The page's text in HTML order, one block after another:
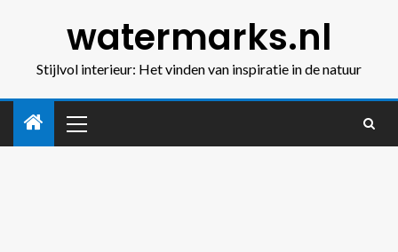
watermarks.nl
Stijlvol interieur: Het vinden van inspiratie in de natuur